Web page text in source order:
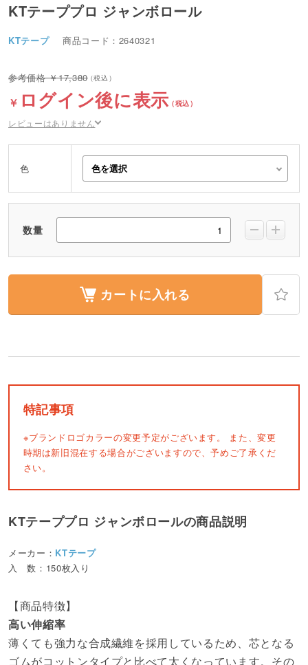
KTテーププロ ジャンボロール
KTテープ 商品コード：2640321
17,380
ログイン後に表示
レビューはありません
色
数量
カートに入れる
特記事項
※ブランドロゴカラーの変更予定がございます。
また、変更
時期は新旧混在する場合がございますので、予めご了承くだ
さい。
KTテーププロ ジャンボロールの商品説明
メーカー： KTテープ
入 数：150枚入り
【商品特徴】
高い伸縮率
薄くても強力な合成繊維を採用しているため、芯となる
ゴムがコットンタイプと比べて太くなっています。その